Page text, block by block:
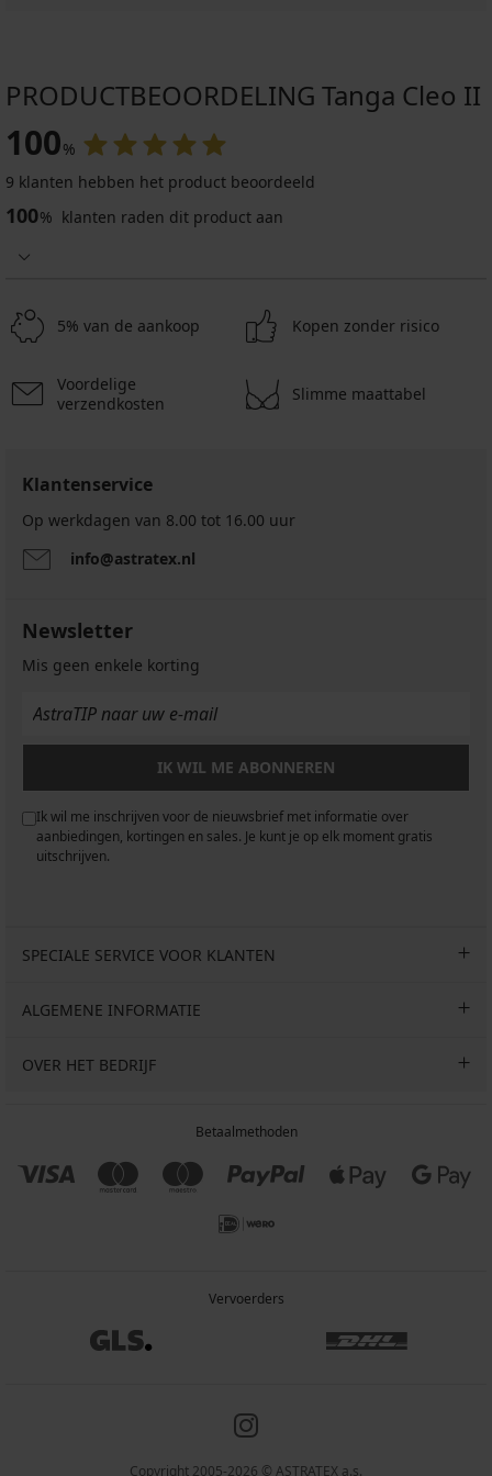
PRODUCTBEOORDELING Tanga Cleo II
100%
9 klanten hebben het product beoordeeld
100% klanten raden dit product aan
5% van de aankoop Kopen zonder risico
Voordelige
verzendkosten
Slimme maattabel
Klantenservice
Op werkdagen van 8.00 tot 16.00 uur
info@astratex.nl
Newsletter
Mis geen enkele korting
IK WIL ME ABONNEREN
Ik wil me inschrijven voor de nieuwsbrief met informatie over
aanbiedingen, kortingen en sales. Je kunt je op elk moment gratis
uitschrijven.
SPECIALE SERVICE VOOR KLANTEN
ALGEMENE INFORMATIE
OVER HET BEDRIJF
Betaalmethoden
Vervoerders
Copyright 2005-2026 © ASTRATEX a.s.